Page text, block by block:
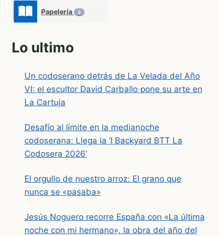
Papelería 2
Lo ultimo
Un codoserano detrás de La Velada del Año
VI: el escultor David Carballo pone su arte en
La Cartuja
Desafío al límite en la medianoche
codoserana: Llega la ‘I Backyard BTT La
Codosera 2026’
El orgullo de nuestro arroz: El grano que
nunca se «pasaba»
Jesús Noguero recorre España con «La última
noche con mi hermano», la obra del año del